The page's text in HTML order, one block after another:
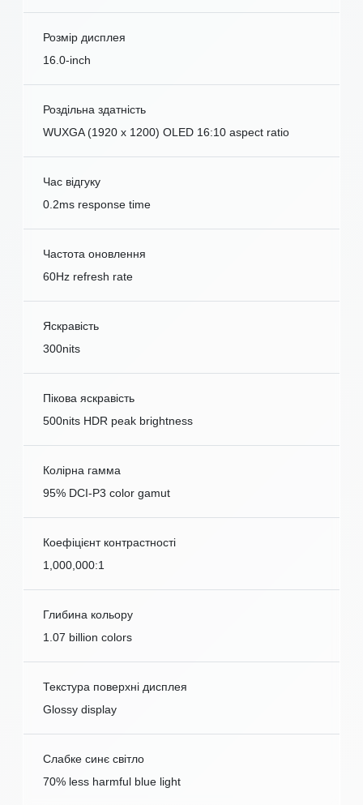
Розмір дисплея
16.0-inch
Роздільна здатність
WUXGA (1920 x 1200) OLED 16:10 aspect ratio
Час відгуку
0.2ms response time
Частота оновлення
60Hz refresh rate
Яскравість
300nits
Пікова яскравість
500nits HDR peak brightness
Колірна гамма
95% DCI-P3 color gamut
Коефіцієнт контрастності
1,000,000:1
Глибина кольору
1.07 billion colors
Текстура поверхні дисплея
Glossy display
Слабке синє світло
70% less harmful blue light